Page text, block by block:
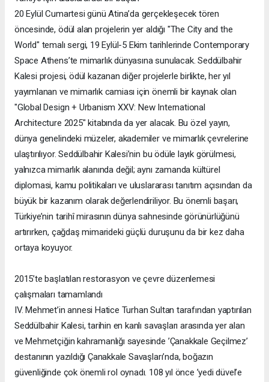
20 Eylül Cumartesi günü Atina’da gerçekleşecek tören
öncesinde, ödül alan projelerin yer aldığı "The City and the
World" temalı sergi, 19 Eylül-5 Ekim tarihlerinde Contemporary
Space Athens’te mimarlık dünyasına sunulacak. Seddülbahir
Kalesi projesi, ödül kazanan diğer projelerle birlikte, her yıl
yayımlanan ve mimarlık camiası için önemli bir kaynak olan
"Global Design + Urbanism XXV: New International
Architecture 2025" kitabında da yer alacak. Bu özel yayın,
dünya genelindeki müzeler, akademiler ve mimarlık çevrelerine
ulaştırılıyor. Seddülbahir Kalesi’nin bu ödüle layık görülmesi,
yalnızca mimarlık alanında değil; aynı zamanda kültürel
diplomasi, kamu politikaları ve uluslararası tanıtım açısından da
büyük bir kazanım olarak değerlendiriliyor. Bu önemli başarı,
Türkiye’nin tarihî mirasının dünya sahnesinde görünürlüğünü
artırırken, çağdaş mimarideki güçlü duruşunu da bir kez daha
ortaya koyuyor.
2015’te başlatılan restorasyon ve çevre düzenlemesi
çalışmaları tamamlandı
IV. Mehmet’in annesi Hatice Turhan Sultan tarafından yaptırılan
Seddülbahir Kalesi, tarihin en kanlı savaşları arasında yer alan
ve Mehmetçiğin kahramanlığı sayesinde ’Çanakkale Geçilmez’
destanının yazıldığı Çanakkale Savaşları’nda, boğazın
güvenliğinde çok önemli rol oynadı. 108 yıl önce ’yedi düvel’e